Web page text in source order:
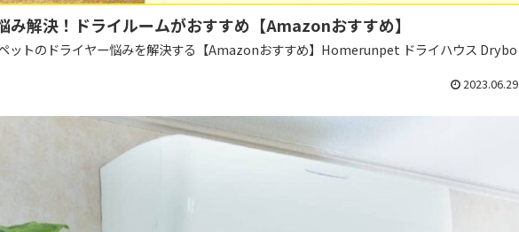
み解決！ドライルームがおすすめ【Amazonおすすめ】
ットのドライヤー悩みを解決する【Amazonおすすめ】Homerunpet ドライハウス Drybo
2023.06.29